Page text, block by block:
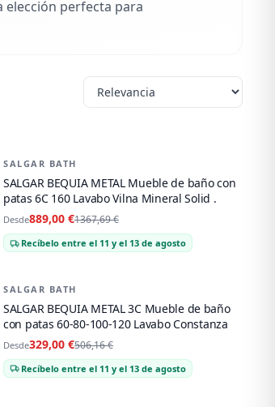
elección perfecta para
-35%
SALGAR BATH
SALGAR BEQUIA METAL Mueble de baño con
patas 6C 160 Lavabo Vilna Mineral Solid .
Desde889,00 €1367,69 €
Recíbelo entre el 11 y el 13 de agosto
-35%
SALGAR BATH
SALGAR BEQUIA METAL 3C Mueble de baño
con patas 60-80-100-120 Lavabo Constanza
Desde329,00 €506,16 €
Recíbelo entre el 11 y el 13 de agosto